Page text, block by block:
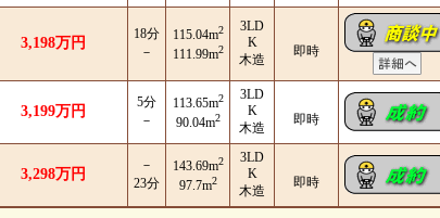
3,198万円
18分
－
115.04m2
111.99m2
3LD
K
木造
即時
3,199万円
5分
－
113.65m2
90.04m2
3LD
K
木造
即時
3,298万円
－
23分
143.69m2
97.7m2
3LD
K
木造
即時